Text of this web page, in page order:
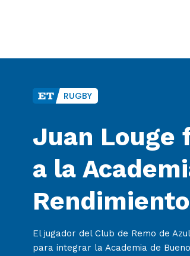
RUGBY
Juan Louge
a la
El jugador del Club de Remo de
para integrar la Academia de